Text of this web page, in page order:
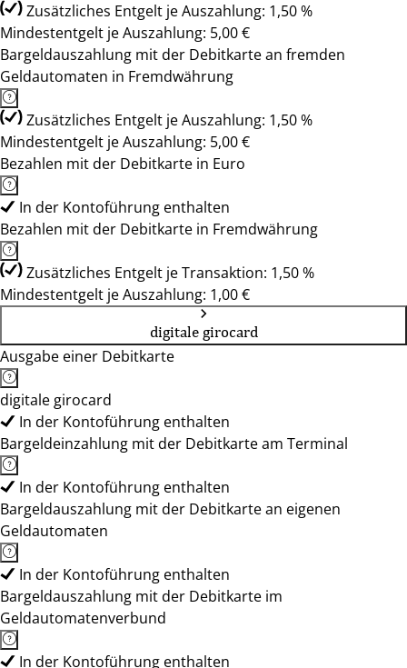
Zusätzliches Entgelt je Auszahlung: 1,50 %
Mindestentgelt je Auszahlung: 5,00 €
Bargeldauszahlung mit der Debitkarte an fremden
Geldautomaten in Fremdwährung
Zusätzliches Entgelt je Auszahlung: 1,50 %
Mindestentgelt je Auszahlung: 5,00 €
Bezahlen mit der Debitkarte in Euro
In der Kontoführung enthalten
Bezahlen mit der Debitkarte in Fremdwährung
Zusätzliches Entgelt je Transaktion: 1,50 %
Mindestentgelt je Auszahlung: 1,00 €
digitale girocard
Ausgabe einer Debitkarte
digitale girocard
In der Kontoführung enthalten
Bargeldeinzahlung mit der Debitkarte am Terminal
In der Kontoführung enthalten
Bargeldauszahlung mit der Debitkarte an eigenen
Geldautomaten
In der Kontoführung enthalten
Bargeldauszahlung mit der Debitkarte im
Geldautomatenverbund
In der Kontoführung enthalten